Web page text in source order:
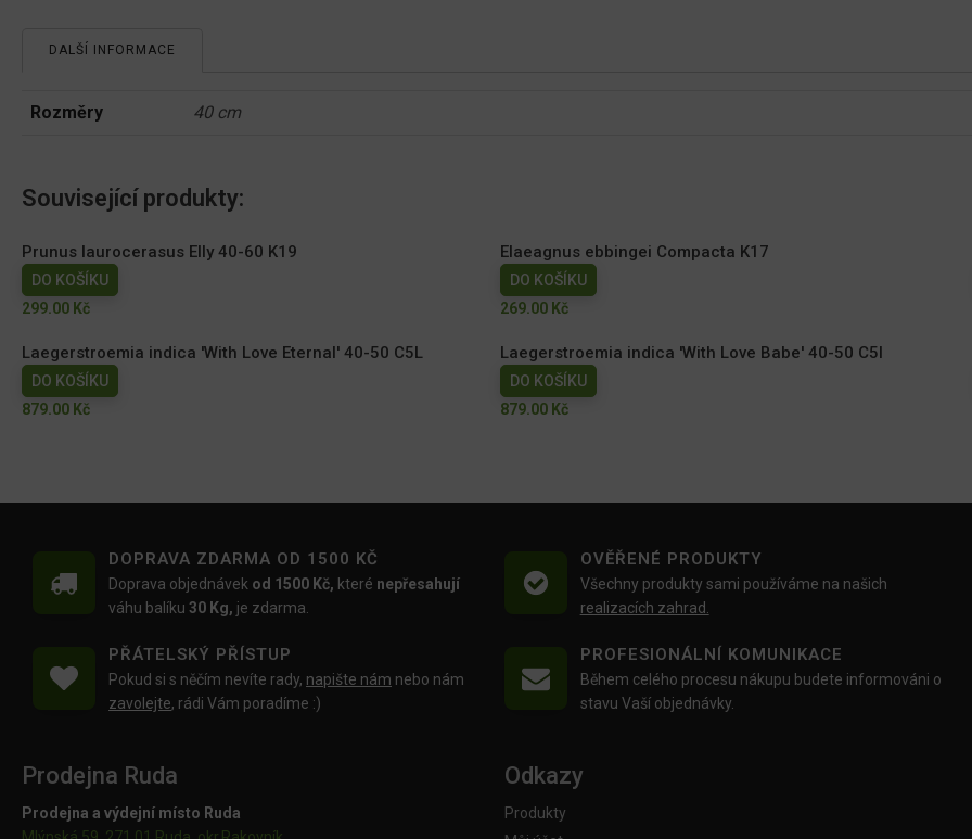
DALŠÍ INFORMACE
Rozměry 40 cm
Související produkty:
Prunus laurocerasus Elly 40-60 K19
DO KOŠÍKU
299.00 Kč
Elaeagnus ebbingei Compacta K17
DO KOŠÍKU
269.00 Kč
Laegerstroemia indica 'With Love Eternal' 40-50 C5L
DO KOŠÍKU
879.00 Kč
Laegerstroemia indica 'With Love Babe' 40-50 C5l
DO KOŠÍKU
879.00 Kč
DOPRAVA ZDARMA OD 1500 KČ
Doprava objednávek od 1500 Kč, které nepřesahují
váhu balíku30 Kg, je zdarma.
OVĚŘENÉ PRODUKTY
Všechny produkty sami používáme na našich
realizacích zahrad.
PŘÁTELSKÝ PŘÍSTUP
Pokud si s něčím nevíte rady, napište nám nebo nám
zavolejte, rádi Vám poradíme :)
PROFESIONÁLNÍ KOMUNIKACE
Během celého procesu nákupu budete informováni o
stavu Vaší objednávky.
Prodejna Ruda
Prodejna a výdejní místo Ruda
Odkazy
Produkty